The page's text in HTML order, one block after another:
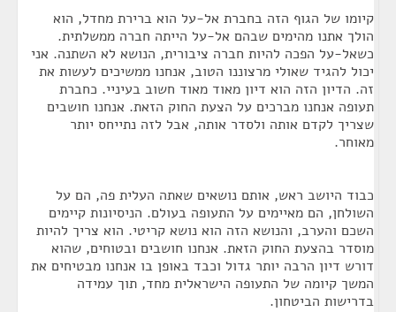
קיומו של הגוף הזה בחברת אל-על הוא ברירת מחדל, הוא
הולך אתנו מהימים שבהם אל-על הייתה חברה ממשלתית.
כשאל-על הפכה להיות חברה ציבורית, הנושא לא השתנה. אני
יכול להגיד שאולי מרצוננו הטוב, אנחנו ממשיכים לעשות את
זה. הדיון הזה הוא דיון מאוד מאוד חשוב בעיניי. כחברת
תעופה אנחנו מברכים על הצעת החוק הזאת. אנחנו חושבים
שצריך לקדם אותה ולסדר אותה, אבל לזה נתייחס יותר
מאוחר.
כבוד היושב ראש, אותם נושאים שאתה העלית פה, הם על
השולחן, הם מאיימים על התעופה בעולם. הניסיונות קיימים
השכם והערב, והנושא הזה הוא נושא קריטי. הוא צריך להיות
מוסדר בהצעת החוק הזאת. אנחנו חושבים ובטוחים, שהוא
דורש דיון הרבה יותר גדול וכבד באופן בו אנחנו מבטיחים את
המשך קיומה של התעופה הישראלית מחד, תוך עמידה
בדרישות הביטחון.